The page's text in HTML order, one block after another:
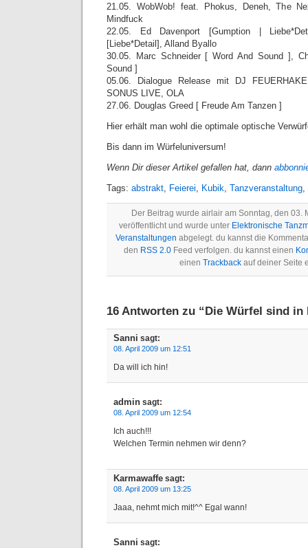
21.05. WobWob! feat. Phokus, Deneh, The
Mindfuck
22.05. Ed Davenport [Gumption |
[Liebe*Detail], Alland Byallo
30.05. Marc Schneider [ Word And Sound ],
Sound ]
05.06. Dialogue Release mit DJ
SONUS LIVE, OLA
27.06. Douglas Greed [ Freude Am Tanzen ]
Hier erhält man wohl die optimale optische
Bis dann im Würfeluniversum!
Wenn Dir dieser Artikel gefallen hat, dann
Tags: abstrakt, Feierei, Kubik, Tanzveranstaltung,
Der Beitrag wurde airlair am Sonntag, den 03.
veröffentlicht und wurde unter Elektronische
Veranstaltungen abgelegt. du kannst die
den RSS 2.0Feed verfolgen. du kannst einen
einen Trackbackauf deiner Seite
16 Antworten zu “Die Würfel sind in
Sanni sagt:
08. April 2009 um 12:51
Da will ich hin!
admin sagt:
08. April 2009 um 12:54
Ich auch!!!
Welchen Termin nehmen wir denn?
Karmawaffe sagt:
08. April 2009 um 13:25
Jaaa, nehmt mich mit!^^ Egal wann!
Sanni sagt: